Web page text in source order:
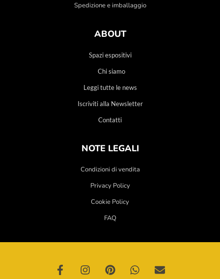
Spedizione e imballaggio
ABOUT
Spazi espositivi
Chi siamo
Leggi tutte le news
Iscriviti alla Newsletter
Contatti
NOTE LEGALI
Condizioni di vendita
Privacy Policy
Cookie Policy
FAQ